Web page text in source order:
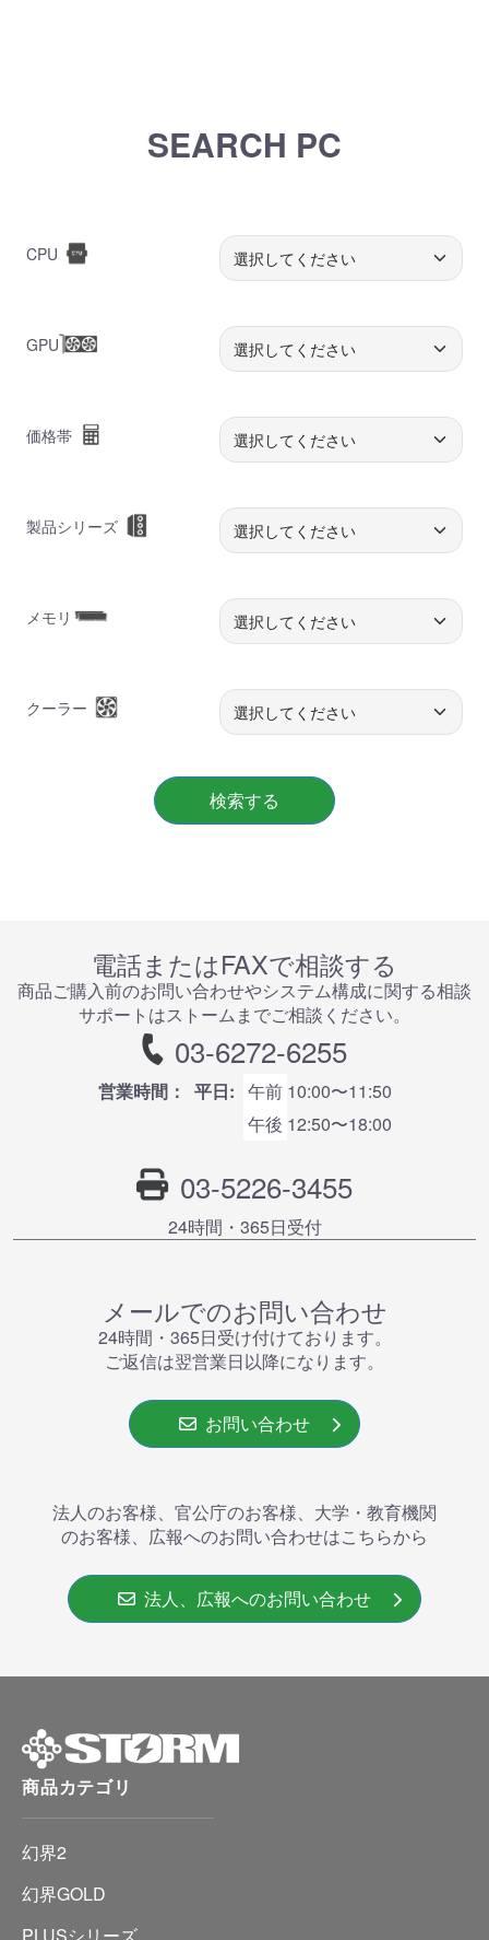
SEARCH PC
CPU
GPU
価格帯
製品シリーズ
メモリ
クーラー
検索する
電話またはFAXで相談する
商品ご購⼊前のお問い合わせやシステム構成に関する相談
サポートはストームまでご相談ください。
03-6272-6255
営業時間： 平日: 午前 10:00〜11:50
午後 12:50〜18:00
03-5226-3455
24時間・365⽇受付
メールでのお問い合わせ
24時間・365⽇受け付けております。
ご返信は翌営業⽇以降になります。
お問い合わせ
法人のお客様、官公庁のお客様、大学・教育機関
のお客様、広報へのお問い合わせはこちらから
法人、広報へのお問い合わせ
商品カテゴリ
幻界2
幻界GOLD